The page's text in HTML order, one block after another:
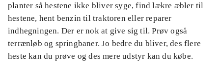
planter så hestene ikke bliver syge, find lækre æbler til
hestene, hent benzin til traktoren eller reparer
indhegningen. Der er nok at give sig til. Prøv også
terrænløb og springbaner. Jo bedre du bliver, des flere
heste kan du prøve og des mere udstyr kan du købe.